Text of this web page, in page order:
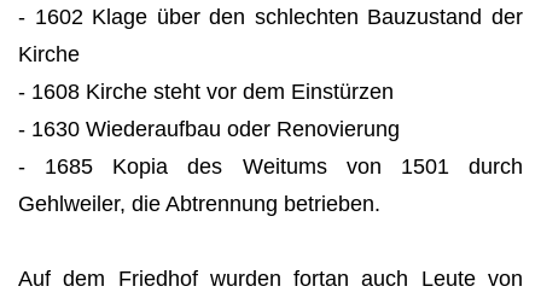
- 1602 Klage über den schlechten Bauzustand der
Kirche
- 1608 Kirche steht vor dem Einstürzen
- 1630 Wiederaufbau oder Renovierung
- 1685 Kopia des Weitums von 1501 durch
Gehlweiler, die Abtrennung betrieben.
Auf dem Friedhof wurden fortan auch Leute von